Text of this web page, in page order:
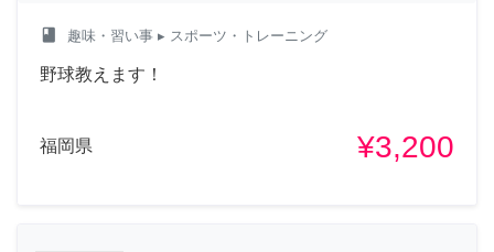
class 趣味・習い事 ▸ スポーツ・トレーニング
野球教えます！
福岡県 ¥3,200